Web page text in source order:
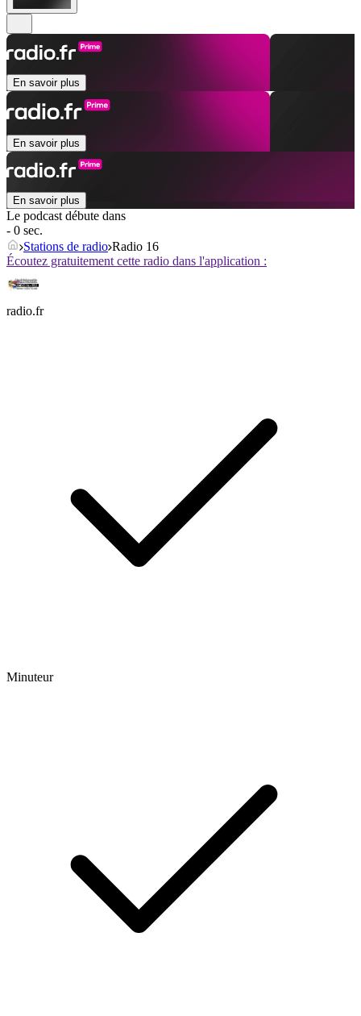
En savoir plus
En savoir plus
En savoir plus
Le podcast débute dans
- 0 sec.
Stations de radio Radio 16
Écoutez gratuitement cette radio dans l'application :
radio.fr
Minuteur